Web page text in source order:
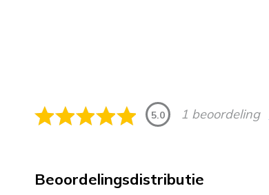
5.0 1 beoordeling
Beoordelingsdistributie